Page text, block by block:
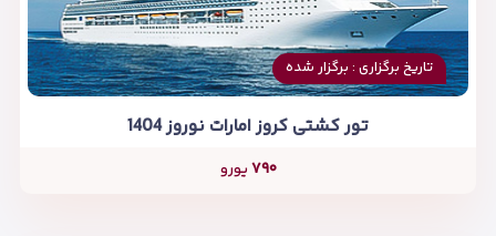
تاریخ برگزاری : برگزار شده
تور کشتی کروز امارات نوروز 1404
۷۹۰یورو